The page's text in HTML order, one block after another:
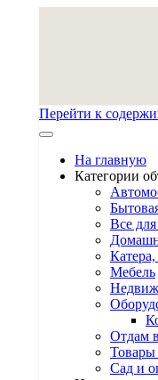
Перейти к
На главную
Категории
Все
Мебель
Отдам
Товары
Сад и